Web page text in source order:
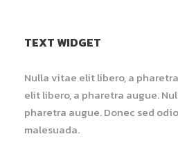
TEXT WIDGET
Nulla vitae elit libero, a
elit libero, a pharetra augue.
pharetra augue. Donec sed
malesuada.